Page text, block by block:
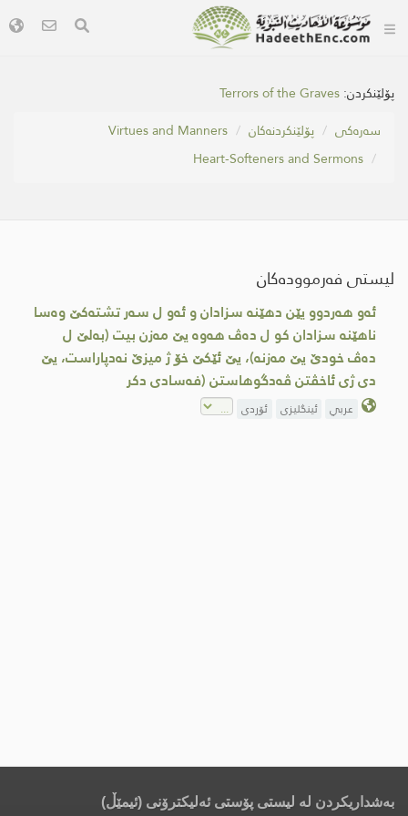
پۆلێنکردن:Terrors of the Graves
سه‌ره‌كی
پۆلێنکردنەکان
Virtues and Manners
Heart-Softeners and Sermons
لیستی فەرموودەکان
ئه‌و هه‌ردوو یێن دهێنه‌ سزادان و ئه‌و ل سه‌ر تشته‌كێ وه‌سا
ناهێنه‌ سزادان كو ل ده‌ڤ هه‌وه‌ یێ مه‌زن بیت (به‌لێ ل
ده‌ڤ خودێ یێ مه‌زنه‌)، یێ ئێكێ خۆ ژ میزێ نه‌دپاراست، یێ
دی ژی ئاخڤتن ڤه‌دگوهاستن (فه‌سادی دكر
عربي ئینگلیزی ئۆردی
بەشداریکردن لە لیستی پۆستی ئەلیکترۆنی (ئیمێڵ)